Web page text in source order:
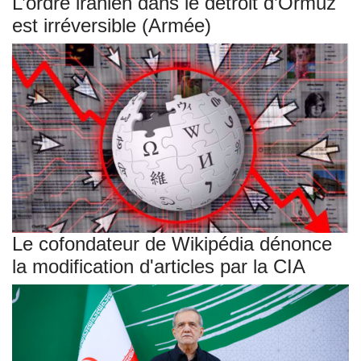
est irréversible (Armée)
Le cofondateur de Wikipédia dénonce
la modification d'articles par la CIA